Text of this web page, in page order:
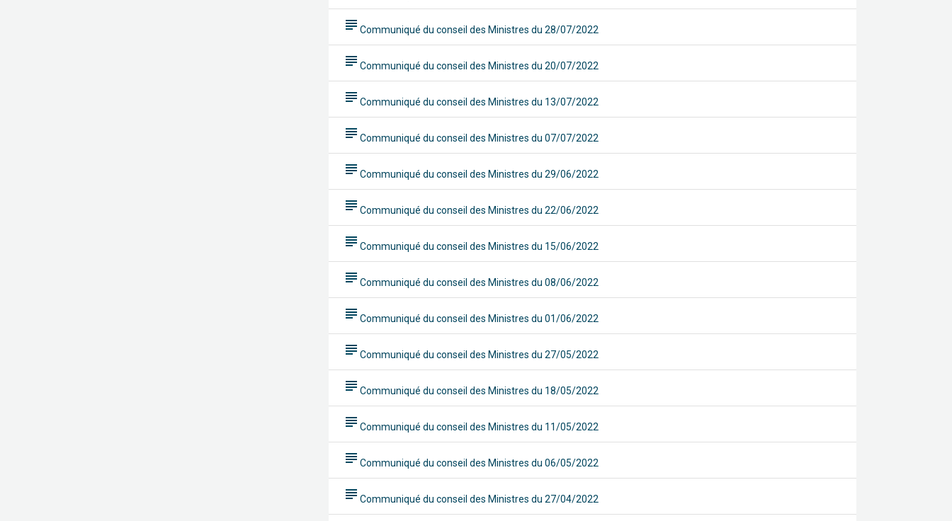
subject Communiqué du conseil des Ministres du 28/07/2022
subject Communiqué du conseil des Ministres du 20/07/2022
subject Communiqué du conseil des Ministres du 13/07/2022
subject Communiqué du conseil des Ministres du 07/07/2022
subject Communiqué du conseil des Ministres du 29/06/2022
subject Communiqué du conseil des Ministres du 22/06/2022
subject Communiqué du conseil des Ministres du 15/06/2022
subject Communiqué du conseil des Ministres du 08/06/2022
subject Communiqué du conseil des Ministres du 01/06/2022
subject Communiqué du conseil des Ministres du 27/05/2022
subject Communiqué du conseil des Ministres du 18/05/2022
subject Communiqué du conseil des Ministres du 11/05/2022
subject Communiqué du conseil des Ministres du 06/05/2022
subject Communiqué du conseil des Ministres du 27/04/2022